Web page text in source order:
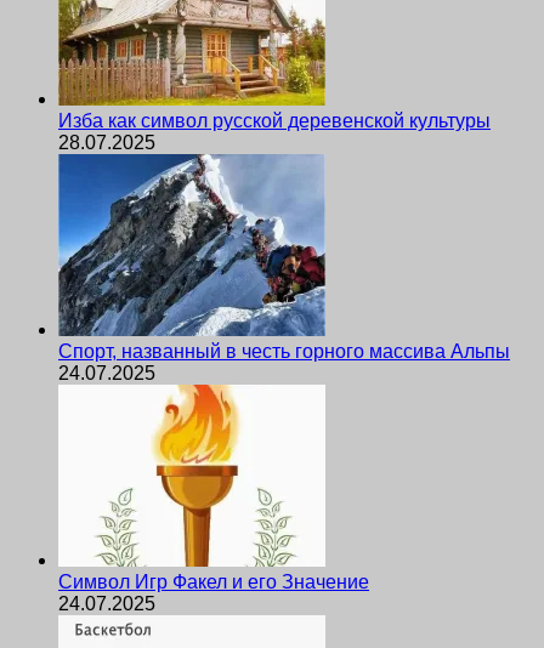
Изба как символ русской деревенской культуры
28.07.2025
Спорт, названный в честь горного массива Альпы
24.07.2025
Символ Игр Факел и его Значение
24.07.2025